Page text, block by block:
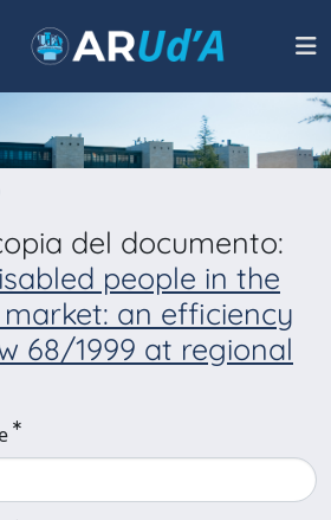
del documento:
people in the
an efficiency
68/1999 at regional